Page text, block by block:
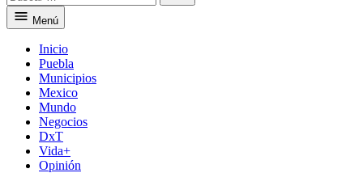
Buscar
Menú
Inicio
Puebla
Municipios
Mexico
Mundo
Negocios
DxT
Vida+
Opinión